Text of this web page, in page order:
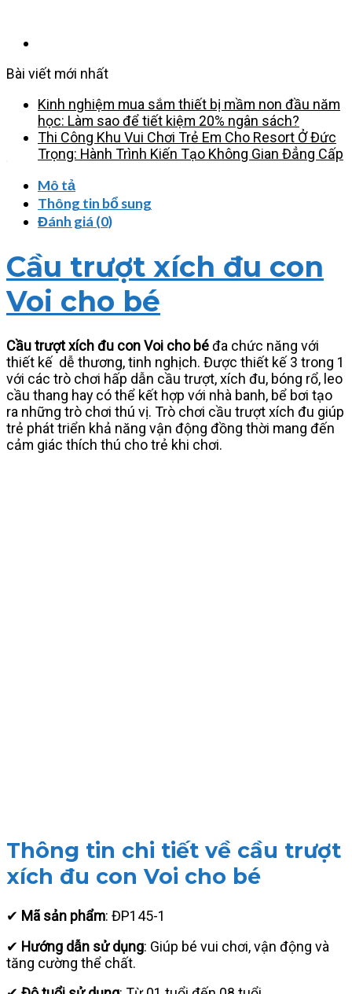
Bài viết mới nhất
Kinh nghiệm mua sắm thiết bị mầm non đầu năm
học: Làm sao để tiết kiệm 20% ngân sách?
Thi Công Khu Vui Chơi Trẻ Em Cho Resort Ở Đức
Trọng: Hành Trình Kiến Tạo Không Gian Đẳng Cấp
Mô tả
Thông tin bổ sung
Đánh giá (0)
Cầu trượt xích đu con
Voi cho bé
Cầu trượt xích đu con Voi cho béđa chức năng với
thiết kế dễ thương, tinh nghịch. Được thiết kế 3 trong 1
với các trò chơi hấp dẫn cầu trượt, xích đu, bóng rổ, leo
cầu thang hay có thể kết hợp với nhà banh, bể bơi tạo
ra những trò chơi thú vị. Trò chơi cầu trượt xích đu giúp
trẻ phát triển khả năng vận động đồng thời mang đến
cảm giác thích thú cho trẻ khi chơi.
Thông tin chi tiết về cầu trượt
xích đu con Voi cho bé
✔ Mã sản phẩm: ĐP145-1
✔ Hướng dẫn sử dụng: Giúp bé vui chơi, vận động và
tăng cường thể chất.